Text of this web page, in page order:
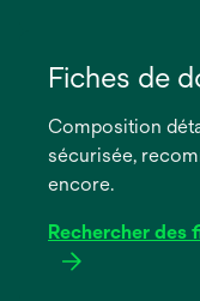
dans
nouvel
onglet
Fiches de
Composition
sécurisée,
encore.
Rechercher des